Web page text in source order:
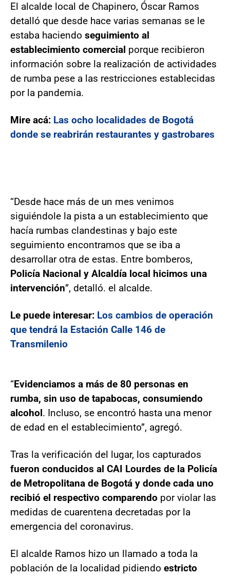
El alcalde local de Chapinero, Óscar Ramos
detalló que desde hace varias semanas se le
estaba haciendo seguimiento al
establecimiento comercial porque recibieron
información sobre la realización de actividades
de rumba pese a las restricciones establecidas
por la pandemia.
Mire acá: Las ocho localidades de Bogotá
donde se reabrirán restaurantes y gastrobares
“Desde hace más de un mes venimos
siguiéndole la pista a un establecimiento que
hacía rumbas clandestinas y bajo este
seguimiento encontramos que se iba a
desarrollar otra de estas. Entre bomberos,
Policía Nacional y Alcaldía local hicimos una
intervención”, detalló. el alcalde.
Le puede interesar: Los cambios de operación
que tendrá la Estación Calle 146 de
Transmilenio
“Evidenciamos a más de 80 personas en
rumba, sin uso de tapabocas, consumiendo
alcohol. Incluso, se encontró hasta una menor
de edad en el establecimiento”, agregó.
Tras la verificación del lugar, los capturados
fueron conducidos al CAI Lourdes de la Policía
de Metropolitana de Bogotá y donde cada uno
recibió el respectivo comparendo por violar las
medidas de cuarentena decretadas por la
emergencia del coronavirus.
El alcalde Ramos hizo un llamado a toda la
población de la localidad pidiendo estricto